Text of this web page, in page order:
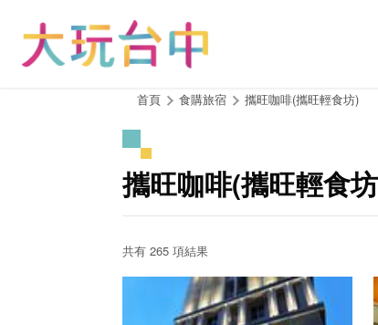
首頁 食購旅宿 攜旺咖啡(攜旺輕食坊)
攜旺咖啡(攜旺輕食
共有 265 項結果